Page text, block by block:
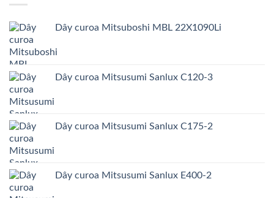
Dây curoa Mitsuboshi MBL 22X1090Li
Dây curoa Mitsusumi Sanlux C120-3
Dây curoa Mitsusumi Sanlux C175-2
Dây curoa Mitsusumi Sanlux E400-2